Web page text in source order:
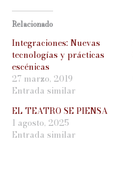
Relacionado
Integraciones: Nuevas
tecnologías y prácticas
escénicas
27 marzo, 2019
Entrada similar
EL TEATRO SE PIENSA
1 agosto, 2025
Entrada similar